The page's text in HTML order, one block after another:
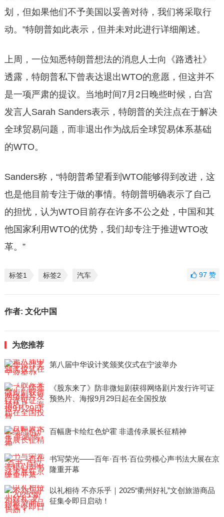
划，但如果他们不予美国以妥善对待，我们将采取行
动。”特朗普如此表示，但并未对此进行详细阐述。
上周，一位知悉特朗普想法的消息人士向《路透社》
透露，特朗普私下曾表达退出WTO的意愿，但这并不
是一项严肃的提议。当地时间7月2日晚些时候，白宫
发言人Sarah Sanders表示，特朗普的关注点在于解决
全球贸易问题，而非退出作为战后全球贸易体系基础
的WTO。
Sanders称，“特朗普希望看到WTO能够得到改进，这
也是他目前专注于做的事情。特朗普明确表示了自己
的担忧，认为WTO目前存在许多不公之处，中国和其
他国家利用WTO的优势，我们却专注于推进WTO改
革。”
标签1 标签2 汽车 97赞
作者: 文化中国
为您推荐
第八届中华设计奖颁奖仪式在宁波举办
《股东来了》防非微短剧获得网络剧片发行许可证
预热片、海报9月29日起在全国投放
百幅唐卡绘红色炉霍 非遗传承展长征精神
书写荣光——百年·百书·百位劳模心声书法大展在京
隆重开幕
以礼相待 不亦乐乎｜2025“衢州好礼”文创旅游商品
征集令即日启动！